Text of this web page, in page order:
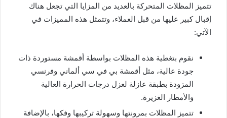
تتميز المظلات المتحركة بالعديد من المزايا التي تجعل هناك
إقبال كبير عليها من قبل العملاء، وتتمثل هذه المميزات في
الآتي:
نقوم بتغطية هذه المظلات بواسطة أقمشة مستوردة ذات
جودة عالية، مثل أقمشة بي في سي ألماني وفرنسي
المزودة بطبقة عازلة لعزل درجات الحرارة العالية
والأمطار الغزيرة.
تتميز المظلات بمرونتها وسهولة تركيبها وفكها، بالإضافة